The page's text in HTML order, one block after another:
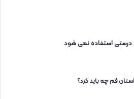
درستی استفاده نمی شود
استان قم چه باید کرد؟